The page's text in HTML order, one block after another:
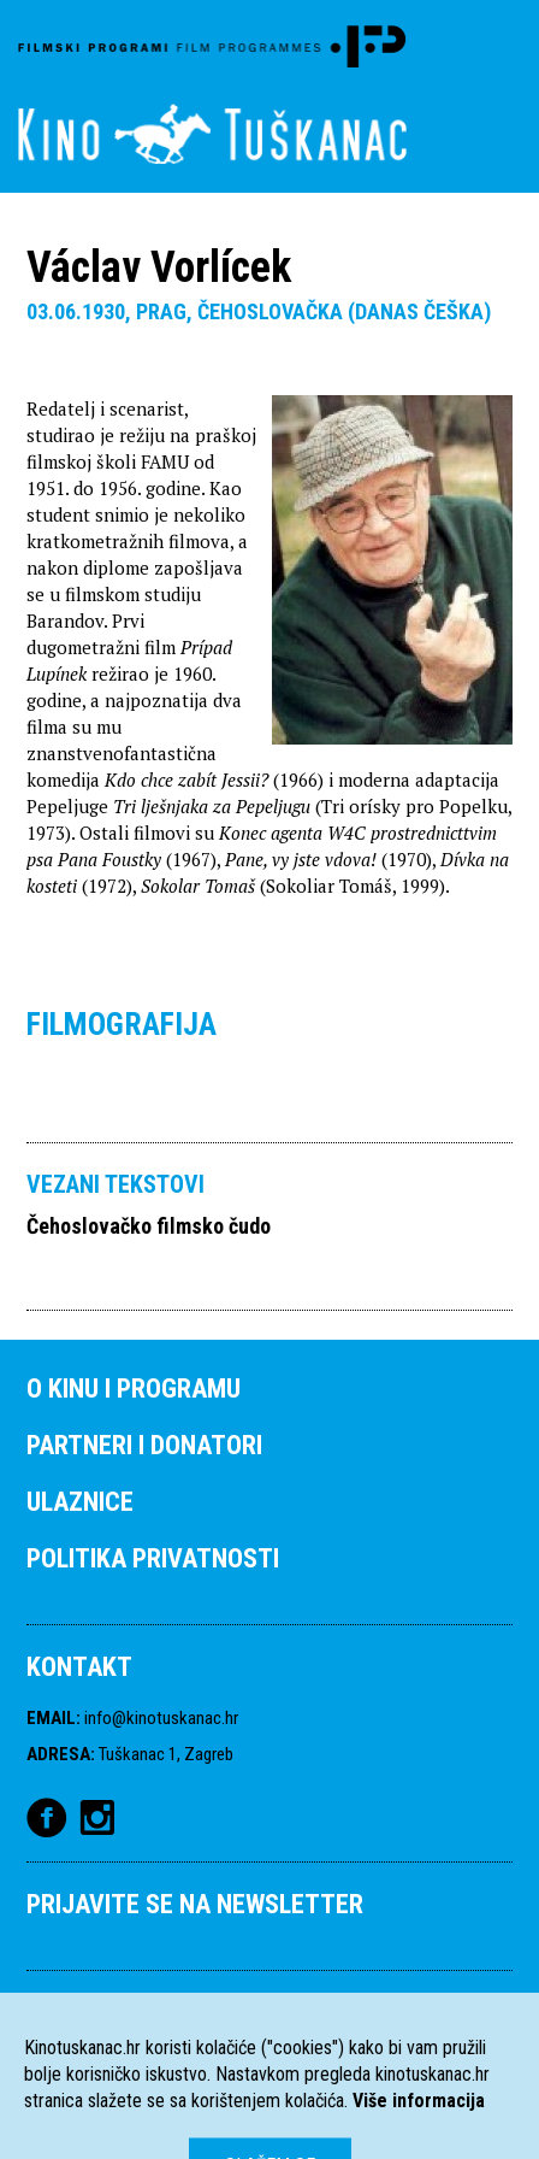
Václav Vorlícek
03.06.1930, PRAG, ČEHOSLOVAČKA (DANAS ČEŠKA)
Redatelj i scenarist,
studirao je režiju na praškoj
filmskoj školi FAMU od
1951. do 1956. godine. Kao
student snimio je nekoliko
kratkometražnih filmova, a
nakon diplome zapošljava
se u filmskom studiju
Barandov. Prvi
dugometražni filmPrípad
Lupínek režirao je 1960.
godine, a najpoznatija dva
filma su mu
znanstvenofantastična
komedijaKdo chce zabít Jessii?(1966) i moderna adaptacija
Pepeljuge Tri lješnjaka za Pepeljugu (Tri orísky pro Popelku,
1973). Ostali filmovi suKonec agenta W4C prostrednicttvim
psa Pana Foustky (1967),Pane, vy jste vdova! (1970),Dívka na
kosteti (1972),Sokolar Tomaš(Sokoliar Tomáš, 1999).
FILMOGRAFIJA
VEZANI TEKSTOVI
Čehoslovačko filmsko čudo
O KINU I PROGRAMU
PARTNERI I DONATORI
ULAZNICE
POLITIKA PRIVATNOSTI
KONTAKT
EMAIL: info@kinotuskanac.hr
ADRESA: Tuškanac 1, Zagreb
PRIJAVITE SE NA NEWSLETTER
Kinotuskanac.hr koristi kolačiće ("cookies") kako bi vam pružili
bolje korisničko iskustvo. Nastavkom pregleda kinotuskanac.hr
stranica slažete se sa korištenjem kolačića. Više informacija